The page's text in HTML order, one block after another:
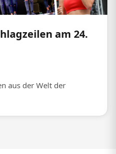
am 24.
aus der Welt der